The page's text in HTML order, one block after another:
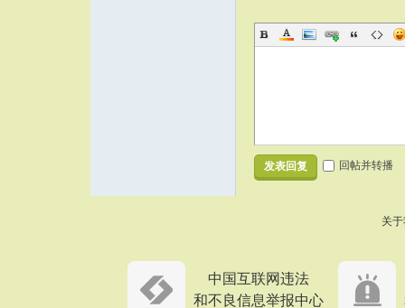
发表回复 回帖并转播
关
中国互联网违法
和不良信息举报中心